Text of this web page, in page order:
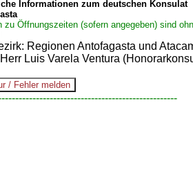
Informationen zum deutschen Konsulat
zu Öffnungszeiten (sofern angegeben) sind
Regionen Antofagasta und
Luis Varela Ventura